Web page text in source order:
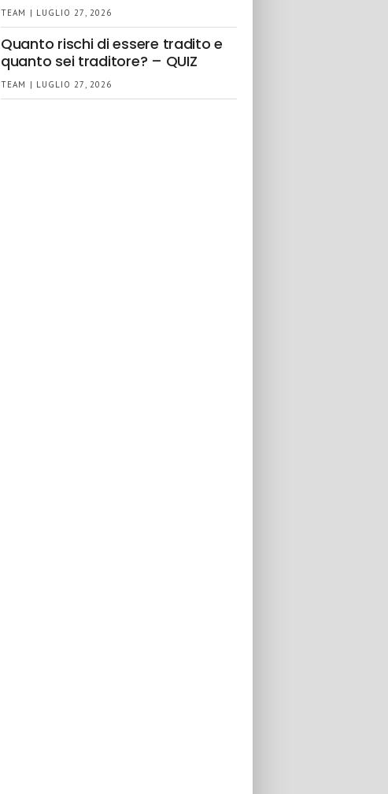
TEAM | LUGLIO 27, 2026
Quanto rischi di essere tradito e
quanto sei traditore? – QUIZ
TEAM | LUGLIO 27, 2026